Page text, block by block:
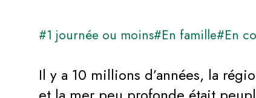
#1 journée ou moins#En famille#En
Il y a 10 millions d’années, la